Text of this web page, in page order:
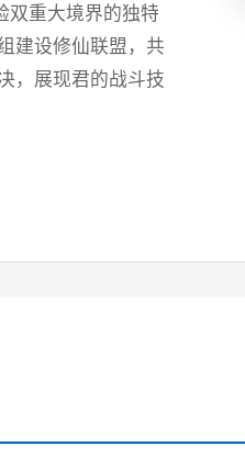
双重大境界的独特
建设修仙联盟，共
，展现君的战斗技